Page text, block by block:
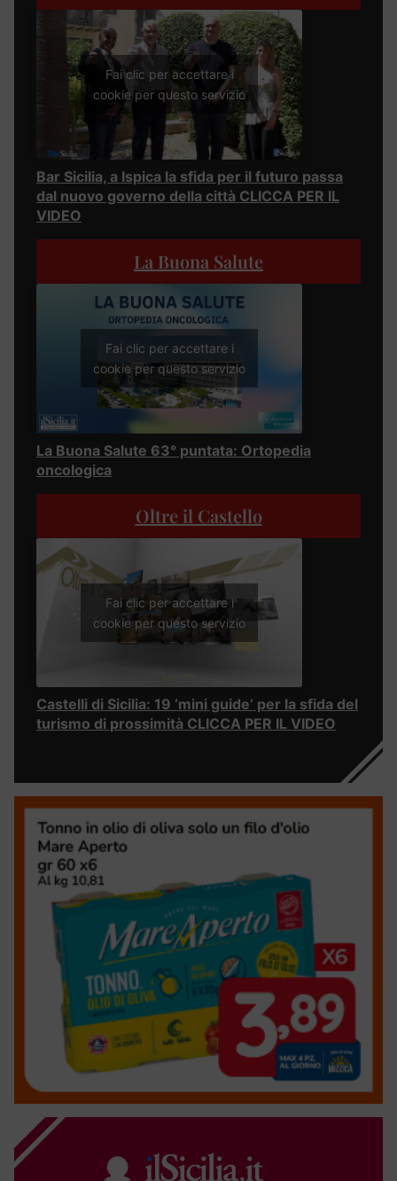
Fai clic per accettare i
cookie per questo servizio
Bar Sicilia, a Ispica la sfida per il futuro passa
dal nuovo governo della città CLICCA PER IL
VIDEO
La Buona Salute
Fai clic per accettare i
cookie per questo servizio
La Buona Salute 63° puntata: Ortopedia
oncologica
Oltre il Castello
Fai clic per accettare i
cookie per questo servizio
Castelli di Sicilia: 19 ‘mini guide’ per la sfida del
turismo di prossimità CLICCA PER IL VIDEO